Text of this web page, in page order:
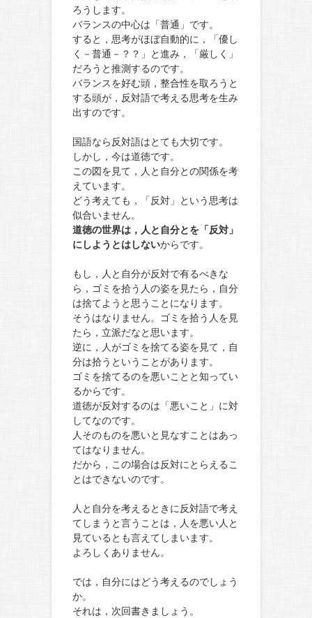
ろうします。
バランスの中心は「普通」です。
すると，思考がほぼ自動的に，「優し
く－普通－？？」と進み，「厳しく」
だろうと推測するのです。
バランスを好む頭，整合性を取ろうと
する頭が，反対語で考える思考を生み
出すのです。
国語なら反対語はとても大切です。
しかし，今は道徳です。
この図を見て，人と自分との関係を考
えています。
どう考えても，「反対」という思考は
似合いません。
道徳の世界は，人と自分とを「反対」
にしようとはしないからです。
もし，人と自分が反対で有るべきな
ら，ゴミを拾う人の姿を見たら，自分
は捨てようと思うことになります。
そうはなりません。ゴミを拾う人を見
たら，立派だなと思います。
逆に，人がゴミを捨てる姿を見て，自
分は拾うということがあります。
ゴミを捨てるのを悪いことと知ってい
るからです。
道徳が反対するのは「悪いこと」に対
してなのです。
人そのものを悪いと見なすことはあっ
てはなりません。
だから，この場合は反対にとらえるこ
とはできないのです。
人と自分を考えるときに反対語で考え
てしまうと言うことは，人を悪い人と
見ているとも言えてしまいます。
よろしくありません。
では，自分にはどう考えるのでしょう
か。
それは，次回書きましょう。